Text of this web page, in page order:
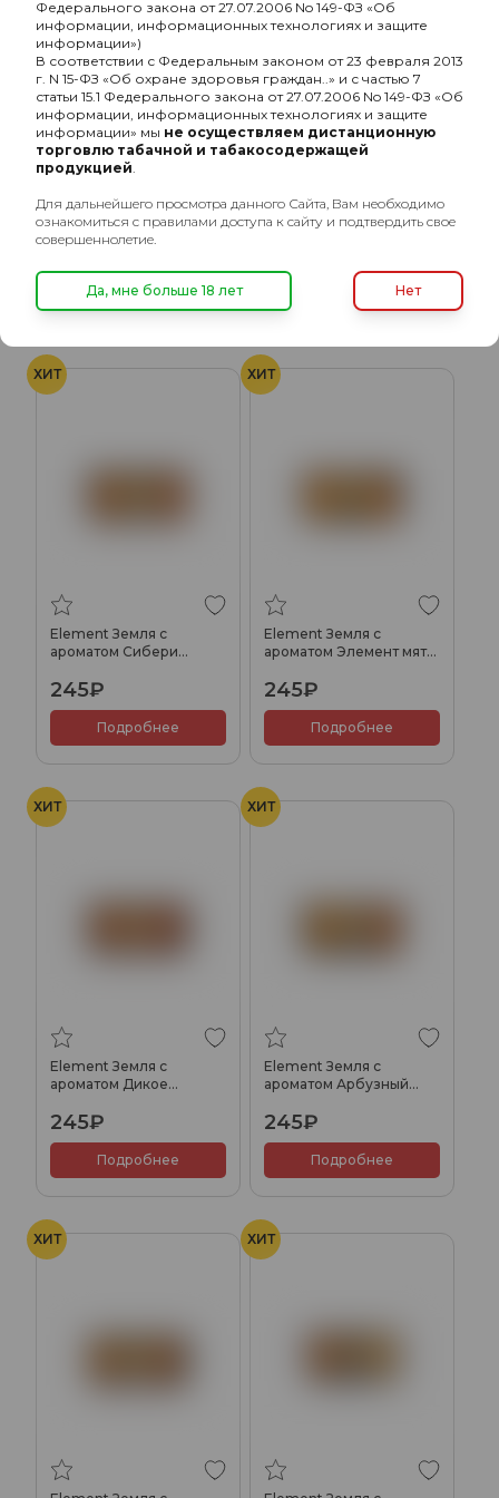
Element Земля с
ароматом Экзо (Ekzo),
25гр.
Подробнее
Element Земля с
ароматом Черника
ХИТ
Element Земля с
ароматом Сибери
245₽
Подробнее
ХИТ
Element Земля с
ароматом Элемент мята
245₽
Подробнее
ХИТ
Element Земля с
ароматом Дикое
245₽
Подробнее
ХИТ
Element Земля с
ароматом Арбузный
25гр.
245₽
Подробнее
ХИТ ХИТ
Федерального закона от 27.07.2006 No 149-ФЗ «Об
информации, информационных технологиях и защите
информации»)
В соответствии с Федеральным законом от 23 февраля 2013
г. N 15-ФЗ «Об охране здоровья граждан..» и с частью 7
статьи 15.1 Федерального закона от 27.07.2006 No 149-ФЗ «Об
информации, информационных технологиях и защите
информации» мы не осуществляем дистанционную
торговлю табачной и табакосодержащей
продукцией.
Для дальнейшего просмотра данного Сайта, Вам необходимо
ознакомиться с правилами доступа к сайту и подтвердить свое
совершеннолетие.
Да, мне больше 18 лет Нет